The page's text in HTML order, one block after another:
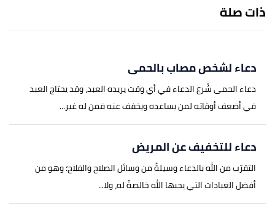
ذات صلة
دعاء لشخص مصاب بالحمى
دعاء الحمى شُرع الدعاء في أي وقت يريده العبد، وقد يحتاج العبد
في أضعف أوقاته لمن يساعده ويخفف عنه فمن له غير...
دعاء للتخفيف عن المريض
التقرّب من الله بالدعاء وسيلةٌ من وسائل الصلاح والفلاح؛ وهو من
أفضل العبادات التي يحبها الله خالصةً له، ولا...